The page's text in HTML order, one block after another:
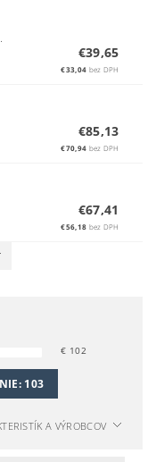
€39,65
€33,04 bez DPH
€85,13
€70,94 bez DPH
€67,41
€56,18 bez DPH
€ 102
103
A VÝROBCOV